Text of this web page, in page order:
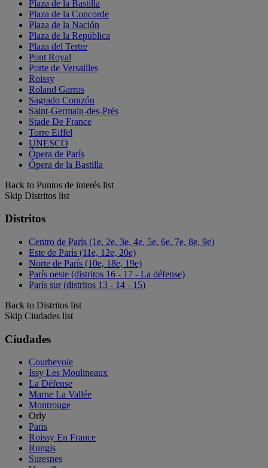
Plaza de la Bastilla
Plaza de la Concorde
Plaza de la Nación
Plaza de la República
Plaza del Tertre
Pont Royal
Porte de Versailles
Roissy
Roland Garros
Sagrado Corazón
Saint-Germain-des-Prés
Stade De France
Torre Eiffel
UNESCO
Ópera de París
Ópera de la Bastilla
Back to Puntos de interés list
Skip Distritos list
Distritos
Centro de París (1e, 2e, 3e, 4e, 5e, 6e, 7e, 8e, 9e)
Este de París (11e, 12e, 20e)
Norte de París (10e, 18e, 19e)
París oeste (distritos 16 - 17 - La défense)
París sur (distritos 13 - 14 - 15)
Back to Distritos list
Skip Ciudades list
Ciudades
Courbevoie
Issy Les Moulineaux
La Défense
Marne La Vallée
Montrouge
Orly
Paris
Roissy En France
Rungis
Suresnes